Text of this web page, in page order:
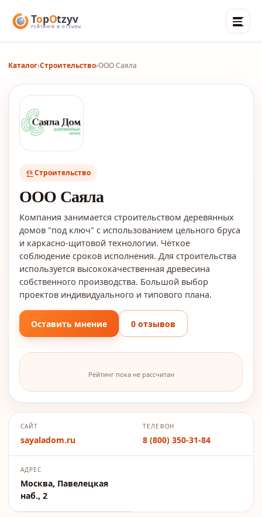
Каталог›Строительство›ООО Саяла
Строительство
ООО Саяла
Компания занимается строительством деревянных
домов "под ключ" с использованием цельного бруса
и каркасно-щитовой технологии. Чёткое
соблюдение сроков исполнения. Для строительства
используется высококачественная древесина
собственного производства. Большой выбор
проектов индивидуального и типового плана.
Оставить мнение 0 отзывов
Рейтинг пока не рассчитан
САЙТ
sayaladom.ru
ТЕЛЕФОН
8 (800) 350-31-84
АДРЕС
Москва, Павелецкая
наб., 2